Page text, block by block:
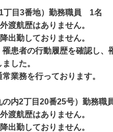
丁目 3番地）勤務職員 1名
航歴はありません。
出勤しておりません。
患者の行動履歴を確認し、
した。
業務を行っております。
の内2丁目 20番25号）勤務職
航歴はありません。
出勤しておりません。